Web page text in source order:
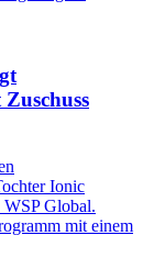
Ionic
WSP Global.
mit einem